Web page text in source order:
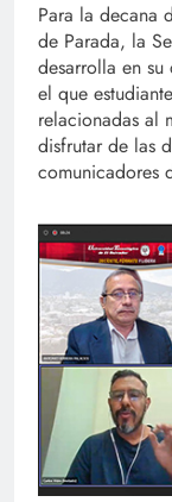
Para la decana
de Parada, la
desarrolla en
el que
relacionadas al
disfrutar de las
comunicadores